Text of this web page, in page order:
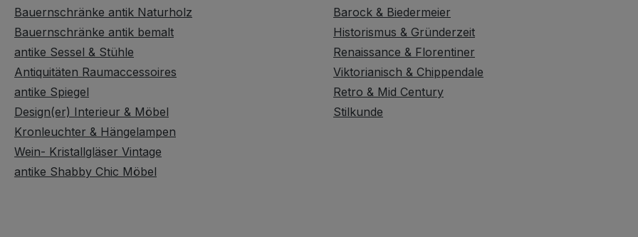
Bauernschränke antik Naturholz
Bauernschränke antik bemalt
antike Sessel & Stühle
Antiquitäten Raumaccessoires
antike Spiegel
Design(er) Interieur & Möbel
Kronleuchter & Hängelampen
Wein- Kristallgläser Vintage
antike Shabby Chic Möbel
Barock & Biedermeier
Historismus & Gründerzeit
Renaissance & Florentiner
Viktorianisch & Chippendale
Retro & Mid Century
Stilkunde